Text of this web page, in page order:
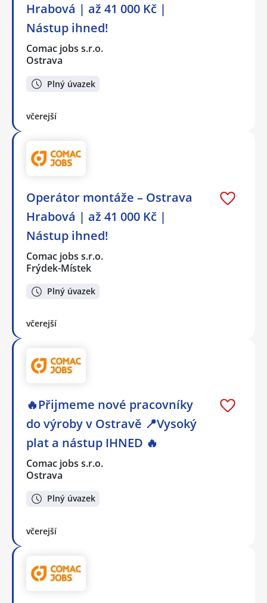
Hrabová | až 41 000 Kč |
Nástup ihned!
Comac jobs s.r.o.
Ostrava
Plný úvazek
včerejší
Operátor montáže – Ostrava
Hrabová | až 41 000 Kč |
Nástup ihned!
Comac jobs s.r.o.
Frýdek-Místek
Plný úvazek
včerejší
🔥Přijmeme nové pracovníky
do výroby v Ostravě 📍Vysoký
plat a nástup IHNED 🔥
Comac jobs s.r.o.
Ostrava
Plný úvazek
včerejší